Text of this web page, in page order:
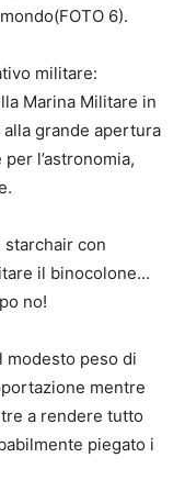
6).
militare:
Marina Militare in
alla grande apertura
l’astronomia,
starchair con
il binocolone…
no!
modesto peso di
mentre
a rendere tutto
piegato i